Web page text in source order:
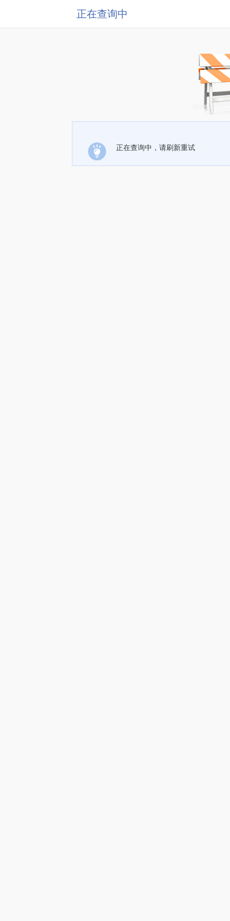
正在查询中
正在查询中，请刷新重试